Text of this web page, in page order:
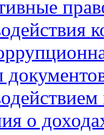
о